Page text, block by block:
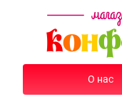
О нас